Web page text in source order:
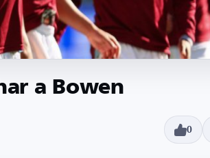
a Bowen
0